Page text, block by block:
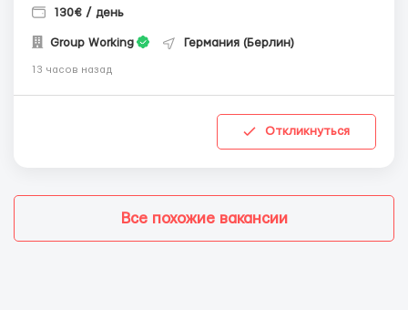
130€ / день
Group Working Германия (Берлин)
13 часов назад
Откликнуться
Все похожие вакансии